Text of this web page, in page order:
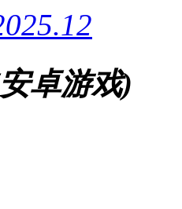
卓游戏)